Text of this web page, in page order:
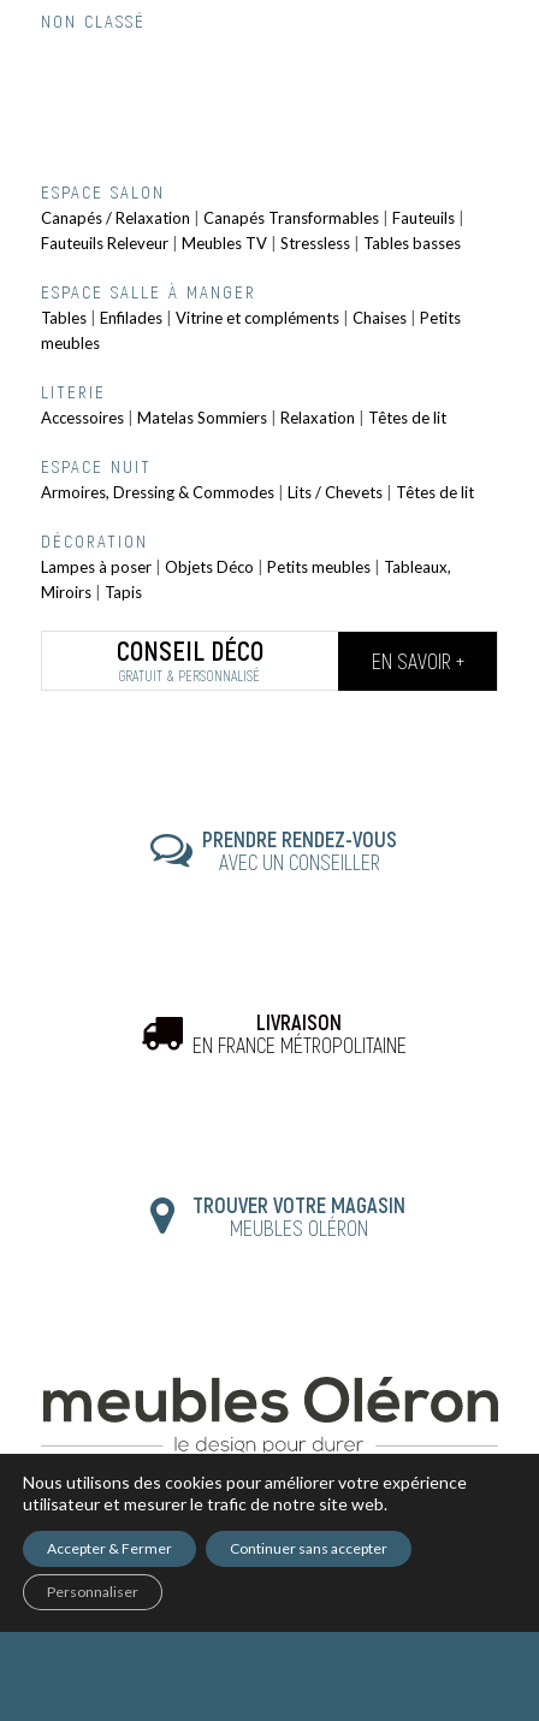
NON CLASSÉ
ESPACE SALON
Canapés / Relaxation Canapés Transformables| Fauteuils|
Fauteuils Releveur| Meubles TV| Stressless| Tables basses
ESPACE SALLE À MANGER
Tables| Enfilades| Vitrine et compléments| Chaises| Petits
meubles
LITERIE
Accessoires| Matelas Sommiers| Relaxation Têtes de lit
ESPACE NUIT
Armoires, Dressing & Commodes| Lits / Chevets| Têtes de lit
DÉCORATION
Lampes à poser| Objets Déco Petits meubles| Tableaux,
Miroirs| Tapis
CONSEIL DÉCO
GRATUIT & PERSONNALISÉ
EN SAVOIR +
PRENDRE RENDEZ-VOUS
AVEC UN CONSEILLER
LIVRAISON
EN FRANCE MÉTROPOLITAINE
TROUVER VOTRE MAGASIN
MEUBLES OLÉRON
NOS PRODUITS CONSEIL DÉCO
ACTUALITÉS
Nous utilisons des cookies pour améliorer votre expérience
utilisateur et mesurer le trafic de notre site web.
Accepter & Fermer Continuer sans accepter
Personnaliser